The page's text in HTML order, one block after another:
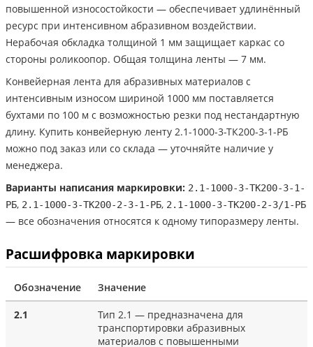
повышенной износостойкости — обеспечивает удлинённый
ресурс при интенсивном абразивном воздействии.
Нерабочая обкладка толщиной 1 мм защищает каркас со
стороны роликоопор. Общая толщина ленты — 7 мм.
Конвейерная лента для абразивных материалов с
интенсивным износом шириной 1000 мм поставляется
бухтами по 100 м с возможностью резки под нестандартную
длину. Купить конвейерную ленту 2.1-1000-3-ТК200-3-1-РБ
можно под заказ или со склада — уточняйте наличие у
менеджера.
Варианты написания маркировки: 2.1-1000-3-ТК200-3-1-
РБ, 2.1-1000-3-ТК200-2-3-1-РБ, 2.1-1000-3-ТК200-2-3/1-РБ
— все обозначения относятся к одному типоразмеру ленты.
Расшифровка маркировки
Обозначение Значение
2.1
Тип 2.1 — предназначена для
транспортировки абразивных
материалов с повышенными